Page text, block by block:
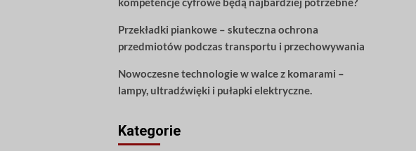
Przekładki piankowe – skuteczna ochrona
przedmiotów podczas transportu i przechowywania
Nowoczesne technologie w walce z komarami –
lampy, ultradźwięki i pułapki elektryczne.
Kategorie